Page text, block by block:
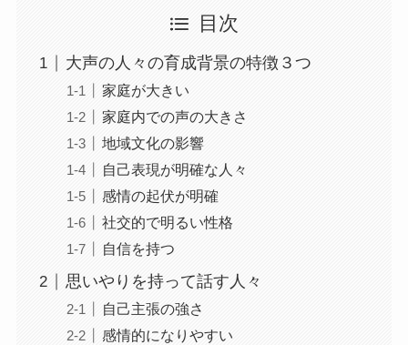
目次
大声の人々の育成背景の特徴３つ
家庭が大きい
家庭内での声の大きさ
地域文化の影響
自己表現が明確な人々
感情の起伏が明確
社交的で明るい性格
自信を持つ
思いやりを持って話す人々
自己主張の強さ
感情的になりやすい